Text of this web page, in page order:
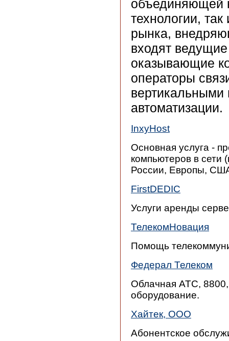
объединяющей
технологии,
рынка,
входят
оказывающие
операторы
автоматизации.
InxyHost
Основная услуга -
компьютеров в сети
России, Европы,
FirstDEDIC
Услуги аренды
ТелекомНовация
Помощь
Федерал Телеком
Облачная АТС,
оборудование.
Хайтек, ООО
Абонентское